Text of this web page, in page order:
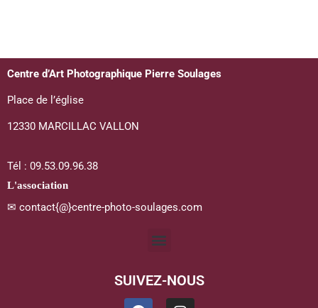
Centre d’Art Photographique Pierre Soulages
Place de l’église
12330 MARCILLAC VALLON
Tél : 09.53.09.96.38
L'association
✉ contact{@}centre-photo-soulages.com
SUIVEZ-NOUS